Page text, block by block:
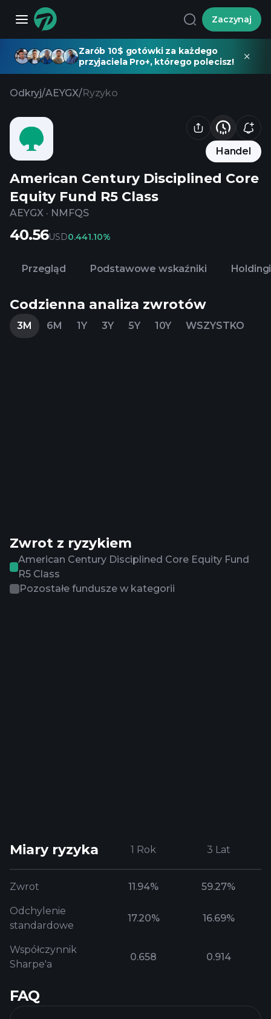
Zaczynaj
Zarób 10$ gotówki za każdego
przyjaciela Pro+, którego polecisz!
Odkryj/AEYGX/Ryzyko
Handel
American Century Disciplined Core
Equity Fund R5 Class
AEYGX · NMFQS
40.56USD0.441.10%
Przegląd Podstawowe wskaźniki Holdingi
Codzienna analiza zwrotów
3M 6M 1Y 3Y 5Y 10Y WSZYSTKO
Zwrot z ryzykiem
American Century Disciplined Core Equity Fund
R5 Class
Pozostałe fundusze w kategorii
Miary ryzyka 1 Rok 3 Lat
Zwrot 11.94% 59.27%
Odchylenie
standardowe
17.20% 16.69%
Współczynnik
Sharpe'a
0.658 0.914
FAQ